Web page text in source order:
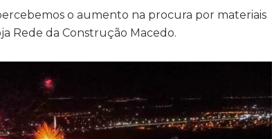
o aumento na procura por materiais
Rede da Construção Macedo.